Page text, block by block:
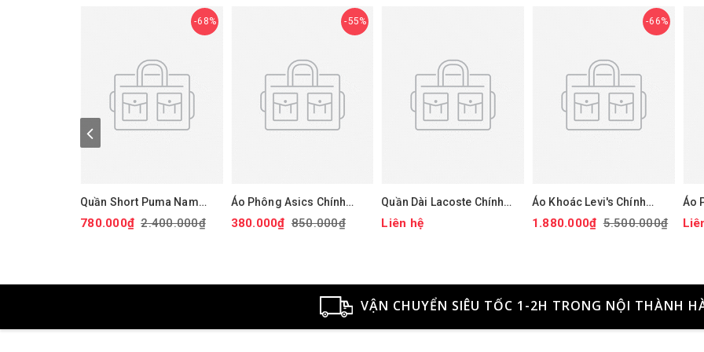
68%
Quần Short Puma Nam
Chính Hãng - 101 Solid 9"
Golf Shorts - Màu đỏ |
780.000₫ 2.400.000₫
55%
Áo Phông Asics Chính
Hãng - Dry Printed
Volleyball Jerseys - Màu
380.000₫ 850.000₫
Quần Dài Lacoste Chính
hãng - Tapered Leg
Sweatpants - Màu Xanh |
Liên hệ
66%
Áo Khoác Levi's Chính
Hãng - Áo khoác phao trùm
đầu co giãn chống nước
1.880.000₫ 5.500.000₫
Áo
-
VẬN CHUYỂN SIÊU TỐC 1-2H TRONG NỘI THÀNH